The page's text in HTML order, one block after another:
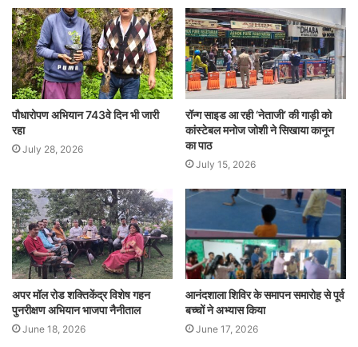
पौधारोपण अभियान 743वे दिन भी जारी
रहा
July 28, 2026
रॉन्ग साइड आ रही ‘नेताजी’ की गाड़ी को
कांस्टेबल मनोज जोशी ने सिखाया कानून
का पाठ
July 15, 2026
अपर मॉल रोड शक्तिकेंद्र विशेष गहन
पुनरीक्षण अभियान भाजपा नैनीताल
June 18, 2026
आनंदशाला शिविर के समापन समारोह से पूर्व
बच्चों ने अभ्यास किया
June 17, 2026